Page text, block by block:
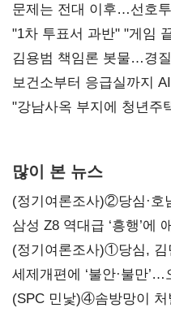
문제는 전대 이후…선호
불복'
"1차 투표서 과반" "게임
김용범 책임론 봇물…경
보건소부터 응급실까지
"강남사옥 부지에 청년
많이 본 뉴스
(정기여론조사)②당심·호
삼성 Z8 역대급 ‘흥행’에
대전’
(정기여론조사)①당심,
지지도 '50% 아래로'(종합)
세제개편에 ‘불안·불만
힘들어질 것"
(SPC 민낯)④솜방망이 처